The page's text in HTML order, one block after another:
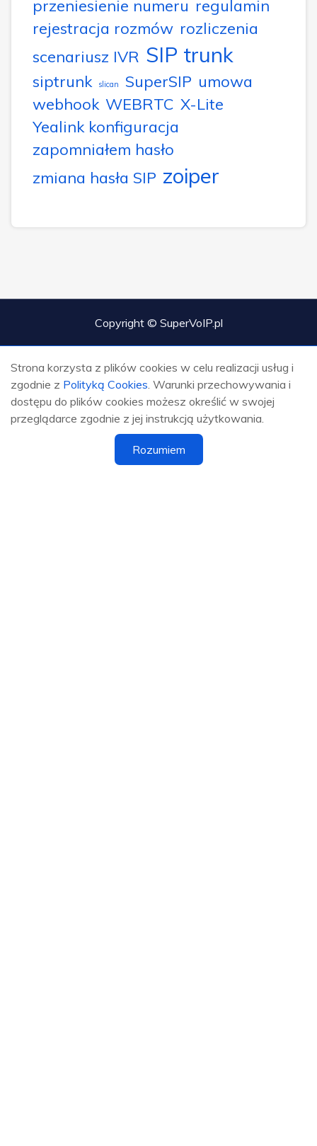
przeniesienie numeru regulamin
rejestracja rozmów rozliczenia
scenariusz IVR SIP trunk
siptrunk slican SuperSIP umowa
webhook WEBRTC X-Lite
Yealink konfiguracja
zapomniałem hasło
zmiana hasła SIP zoiper
Copyright © SuperVoIP.pl
Strona korzysta z plików cookies w celu realizacji usług i
zgodnie z Polityką Cookies . Warunki przechowywania i
dostępu do plików cookies możesz określić w swojej
przeglądarce zgodnie z jej instrukcją użytkowania.
Rozumiem